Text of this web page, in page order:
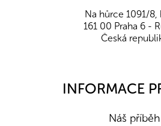
Na hůrce 1091/8,
161 00 Praha 6 -
Česká
INFORMACE
Náš příběh